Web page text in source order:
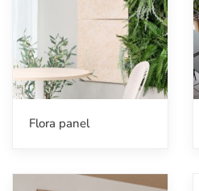
Flora panel